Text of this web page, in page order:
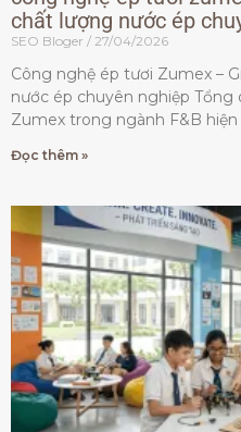
chất lượng nước ép
SEO Bloger 27/04/2026
Công nghệ ép tươi Zumex –
nước ép chuyên nghiệp
Zumex trong ngành F&B hiện
Đọc thêm »